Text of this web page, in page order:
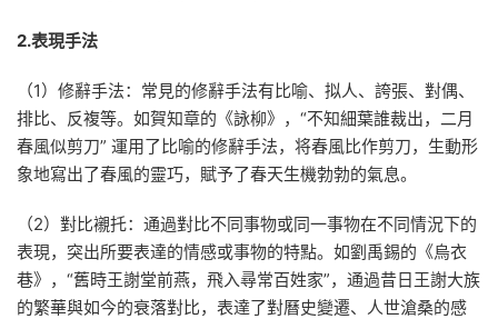
2.表現手法
（1）修辭手法：常見的修辭手法有比喻、拟人、誇張、對偶、
排比、反複等。如賀知章的《詠柳》，“不知細葉誰裁出，二月
春風似剪刀” 運用了比喻的修辭手法，将春風比作剪刀，生動形
象地寫出了春風的靈巧，賦予了春天生機勃勃的氣息。
（2）對比襯托：通過對比不同事物或同一事物在不同情況下的
表現，突出所要表達的情感或事物的特點。如劉禹錫的《烏衣
巷》，“舊時王謝堂前燕，飛入尋常百姓家”，通過昔日王謝大族
的繁華與如今的衰落對比，表達了對曆史變遷、人世滄桑的感